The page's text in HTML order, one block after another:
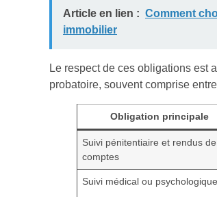
Article en lien : Comment
immobilier
Le respect de ces obligations est
probatoire, souvent comprise
Obligation principale
Suivi pénitentiaire et rendus de
comptes
Suivi médical ou psychologique